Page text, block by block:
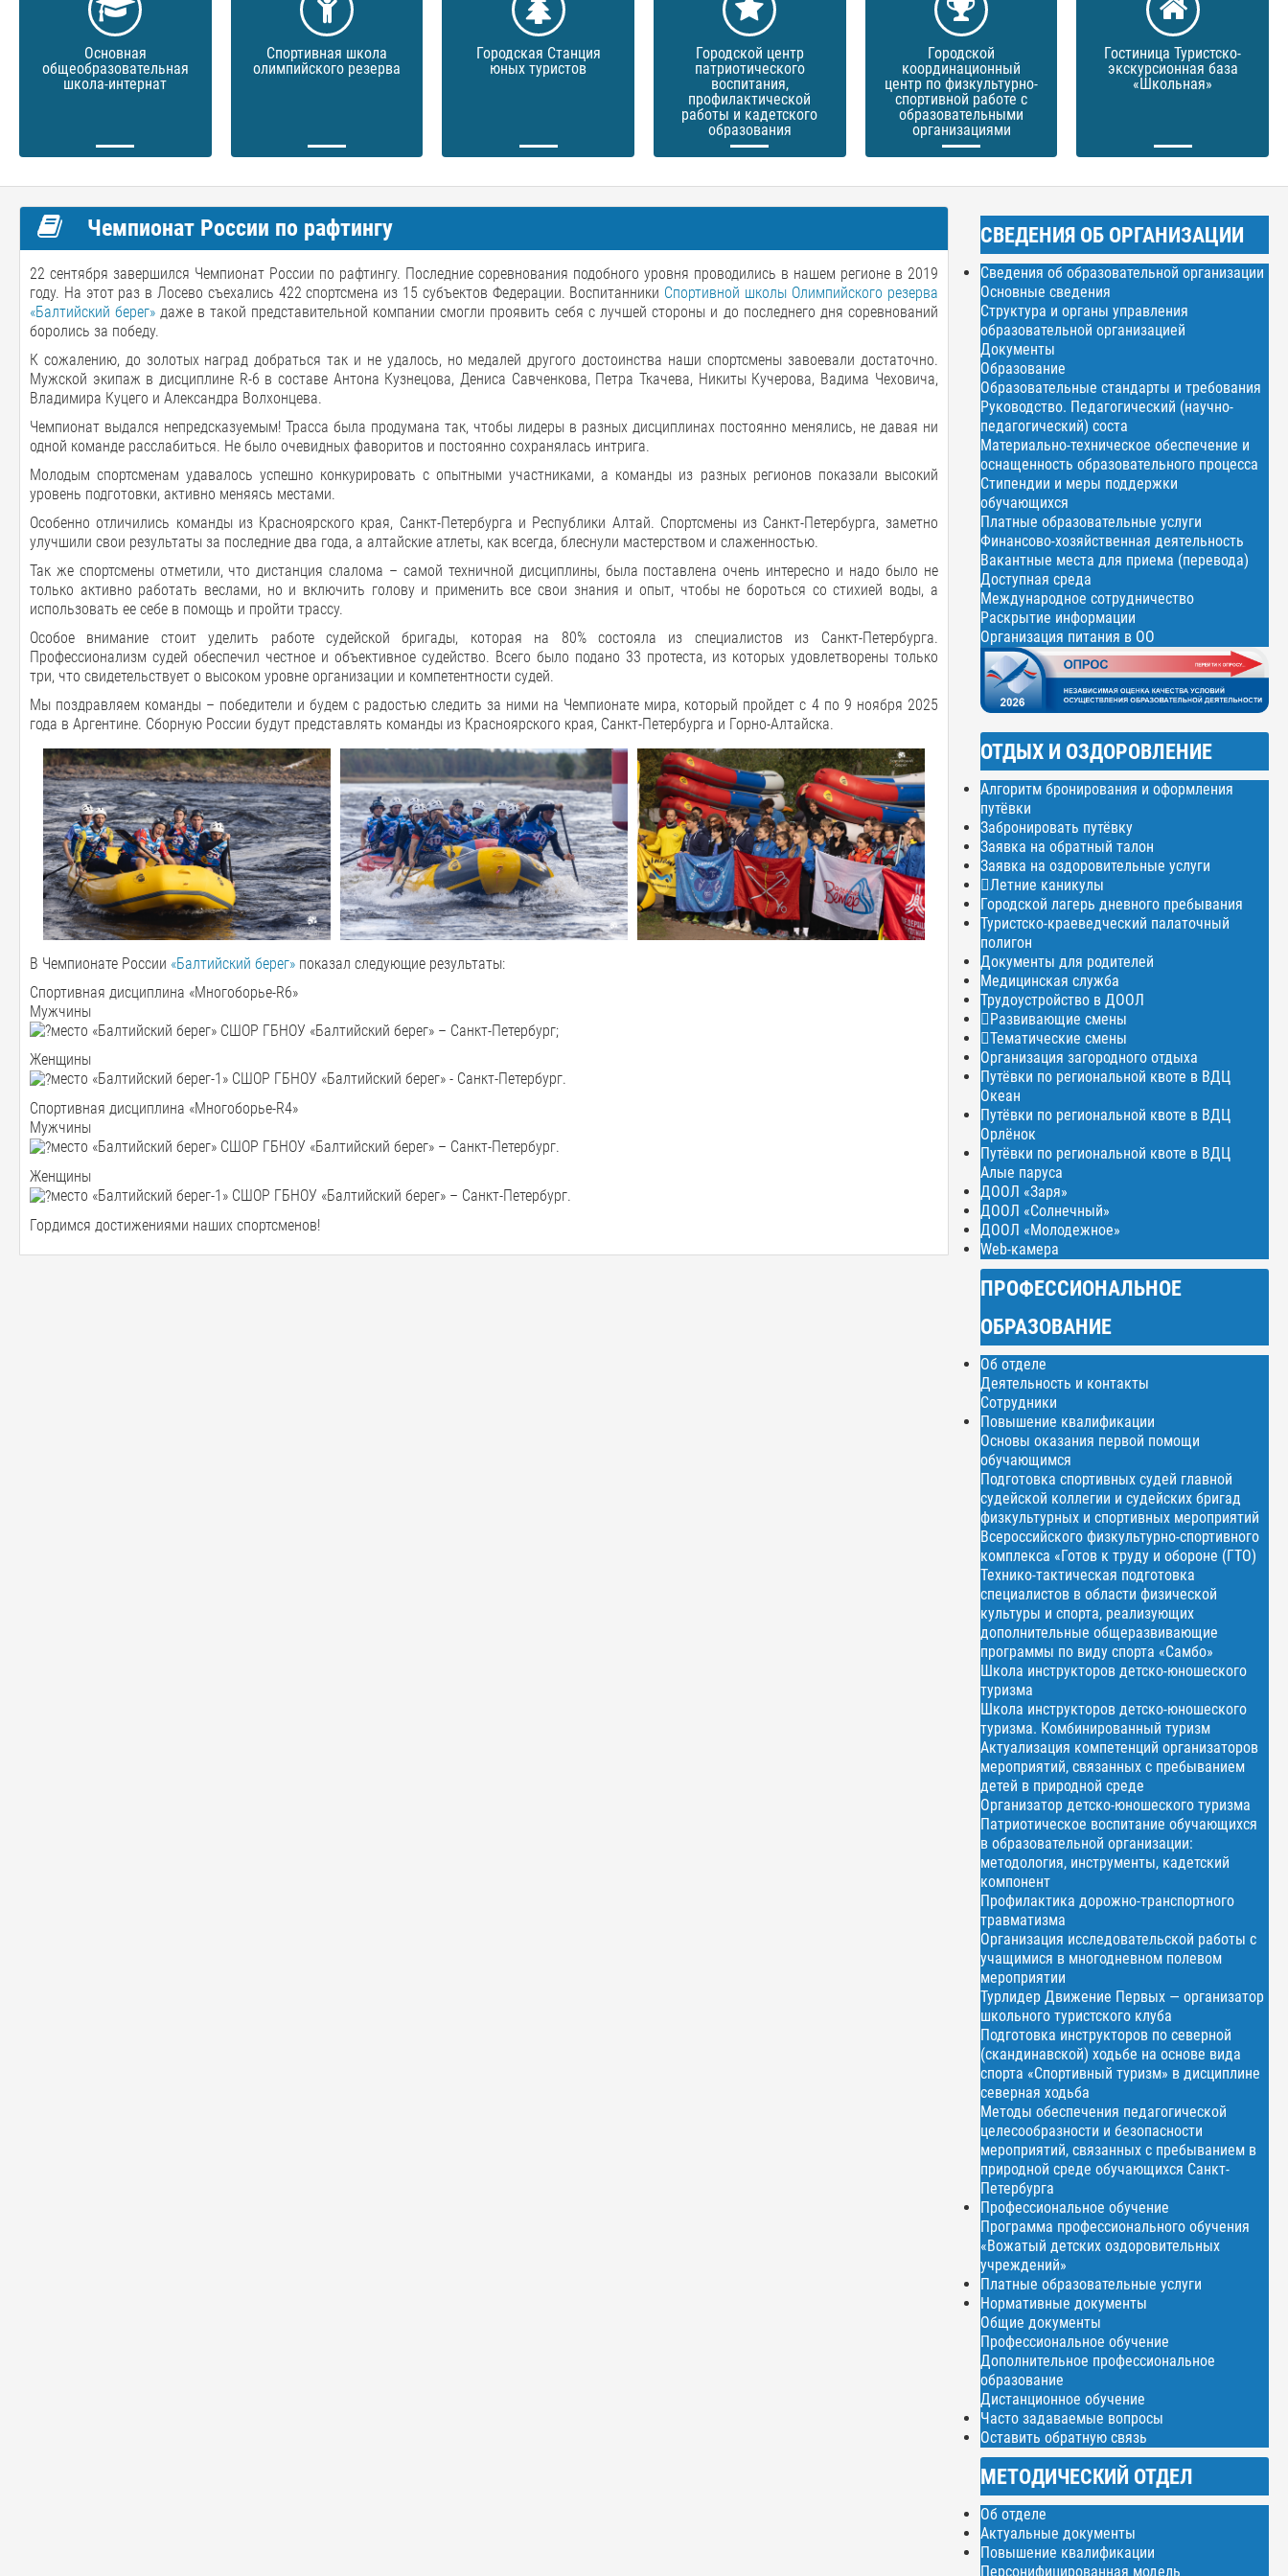
Основная
общеобразовательная
школа-интернат
Спортивная школа
олимпийского резерва
Городская Станция
юных туристов
Городской центр
патриотического
воспитания,
профилактической
работы и кадетского
образования
Городской
координационный
центр по физкультурно-
спортивной работе с
образовательными
организациями
Гостиница Туристско-
экскурсионная база
«Школьная»
Чемпионат России по рафтингу
22 сентября завершился Чемпионат России по рафтингу. Последние соревнования подобного уровня проводились в нашем регионе в 2019
году. На этот раз в Лосево съехались 422 спортсмена из 15 субъектов Федерации. Воспитанники Спортивной школы Олимпийского резерва
«Балтийский берег» даже в такой представительной компании смогли проявить себя с лучшей стороны и до последнего дня соревнований
боролись за победу.
К сожалению, до золотых наград добраться так и не удалось, но медалей другого достоинства наши спортсмены завоевали достаточно.
Мужской экипаж в дисциплине R-6 в составе Антона Кузнецова, Дениса Савченкова, Петра Ткачева, Никиты Кучерова, Вадима Чеховича,
Владимира Куцего и Александра Волхонцева.
Чемпионат выдался непредсказуемым! Трасса была продумана так, чтобы лидеры в разных дисциплинах постоянно менялись, не давая ни
одной команде расслабиться. Не было очевидных фаворитов и постоянно сохранялась интрига.
Молодым спортсменам удавалось успешно конкурировать с опытными участниками, а команды из разных регионов показали высокий
уровень подготовки, активно меняясь местами.
Особенно отличились команды из Красноярского края, Санкт-Петербурга и Республики Алтай. Спортсмены из Санкт-Петербурга, заметно
улучшили свои результаты за последние два года, а алтайские атлеты, как всегда, блеснули мастерством и слаженностью.
Так же спортсмены отметили, что дистанция слалома – самой техничной дисциплины, была поставлена очень интересно и надо было не
только активно работать веслами, но и включить голову и применить все свои знания и опыт, чтобы не бороться со стихией воды, а
использовать ее себе в помощь и пройти трассу.
Особое внимание стоит уделить работе судейской бригады, которая на 80% состояла из специалистов из Санкт-Петербурга.
Профессионализм судей обеспечил честное и объективное судейство. Всего было подано 33 протеста, из которых удовлетворены только
три, что свидетельствует о высоком уровне организации и компетентности судей.
Мы поздравляем команды – победители и будем с радостью следить за ними на Чемпионате мира, который пройдет с 4 по 9 ноября 2025
года в Аргентине. Сборную России будут представлять команды из Красноярского края, Санкт-Петербурга и Горно-Алтайска.
В Чемпионате России «Балтийский берег» показал следующие результаты:
Спортивная дисциплина «Многоборье-R6»
Мужчины
место «Балтийский берег» СШОР ГБНОУ «Балтийский берег» – Санкт-Петербург;
Женщины
место «Балтийский берег-1» СШОР ГБНОУ «Балтийский берег» - Санкт-Петербург.
Спортивная дисциплина «Многоборье-R4»
Мужчины
место «Балтийский берег» СШОР ГБНОУ «Балтийский берег» – Санкт-Петербург.
Женщины
место «Балтийский берег-1» СШОР ГБНОУ «Балтийский берег» – Санкт-Петербург.
Гордимся достижениями наших спортсменов!
СВЕДЕНИЯ ОБ ОРГАНИЗАЦИИ
Сведения об образовательной организации
Основные сведения
Структура и органы управления
образовательной организацией
Документы
Образование
Образовательные стандарты и требования
Руководство. Педагогический (научно-
педагогический) соста
Материально-техническое обеспечение и
оснащенность образовательного процесса
Стипендии и меры поддержки
обучающихся
Платные образовательные услуги
Финансово-хозяйственная деятельность
Вакантные места для приема (перевода)
Доступная среда
Международное сотрудничество
Раскрытие информации
Организация питания в ОО
ОТДЫХ И ОЗДОРОВЛЕНИЕ
Алгоритм бронирования и оформления
путёвки
Забронировать путёвку
Заявка на обратный талон
Заявка на оздоровительные услуги
Летние каникулы
Городской лагерь дневного пребывания
Туристско-краеведческий палаточный
полигон
Документы для родителей
Медицинская служба
Трудоустройство в ДООЛ
Развивающие смены
Тематические смены
Организация загородного отдыха
Путёвки по региональной квоте в ВДЦ
Океан
Путёвки по региональной квоте в ВДЦ
Орлёнок
Путёвки по региональной квоте в ВДЦ
Алые паруса
ДООЛ «Заря»
ДООЛ «Солнечный»
ДООЛ «Молодежное»
Web-камера
ПРОФЕССИОНАЛЬНОЕ
ОБРАЗОВАНИЕ
Об отделе
Деятельность и контакты
Сотрудники
Повышение квалификации
Основы оказания первой помощи
обучающимся
Подготовка спортивных судей главной
судейской коллегии и судейских бригад
физкультурных и спортивных мероприятий
Всероссийского физкультурно-спортивного
комплекса «Готов к труду и обороне (ГТО)
Технико-тактическая подготовка
специалистов в области физической
культуры и спорта, реализующих
дополнительные общеразвивающие
программы по виду спорта «Самбо»
Школа инструкторов детско-юношеского
туризма
Школа инструкторов детско-юношеского
туризма. Комбинированный туризм
Актуализация компетенций организаторов
мероприятий, связанных с пребыванием
детей в природной среде
Организатор детско-юношеского туризма
Патриотическое воспитание обучающихся
в образовательной организации:
методология, инструменты, кадетский
компонент
Профилактика дорожно-транспортного
травматизма
Организация исследовательской работы с
учащимися в многодневном полевом
мероприятии
Турлидер Движение Первых — организатор
школьного туристского клуба
Подготовка инструкторов по северной
(скандинавской) ходьбе на основе вида
спорта «Спортивный туризм» в дисциплине
северная ходьба
Методы обеспечения педагогической
целесообразности и безопасности
мероприятий, связанных с пребыванием в
природной среде обучающихся Санкт-
Петербурга
Профессиональное обучение
Программа профессионального обучения
«Вожатый детских оздоровительных
учреждений»
Платные образовательные услуги
Нормативные документы
Общие документы
Профессиональное обучение
Дополнительное профессиональное
образование
Дистанционное обучение
Часто задаваемые вопросы
Оставить обратную связь
МЕТОДИЧЕСКИЙ ОТДЕЛ
Об отделе
Актуальные документы
Повышение квалификации
Персонифицированная модель